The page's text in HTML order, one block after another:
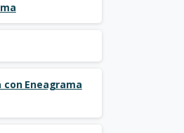
Eneagrama